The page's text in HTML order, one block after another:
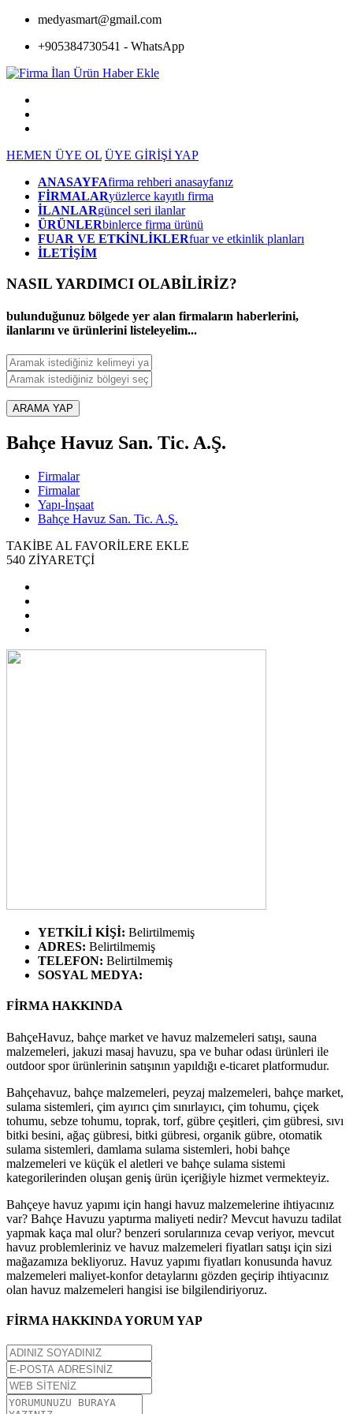
medyasmart@gmail.com
+905384730541 - WhatsApp
HEMEN ÜYE OL ÜYE GİRİŞİ YAP
ANASAYFAfirma rehberi anasayfanız
FİRMALARyüzlerce kayıtlı firma
İLANLARgüncel seri ilanlar
ÜRÜNLERbinlerce firma ürünü
FUAR VE ETKİNLİKLERfuar ve etkinlik planları
İLETİŞİM
NASIL YARDIMCI OLABİLİRİZ?
bulunduğunuz bölgede yer alan firmaların haberlerini,
ilanlarını ve ürünlerini listeleyelim...
ARAMA YAP
Bahçe Havuz San. Tic. A.Ş.
Firmalar
Firmalar
Yapı-İnşaat
Bahçe Havuz San. Tic. A.Ş.
TAKİBE AL FAVORİLERE EKLE
540 ZİYARETÇİ
YETKİLİ KİŞİ: Belirtilmemiş
ADRES: Belirtilmemiş
TELEFON: Belirtilmemiş
SOSYAL MEDYA:
FİRMA HAKKINDA
BahçeHavuz, bahçe market ve havuz malzemeleri satışı, sauna
malzemeleri, jakuzi masaj havuzu, spa ve buhar odası ürünleri ile
outdoor spor ürünlerinin satışının yapıldığı e-ticaret platformudur.
Bahçehavuz, bahçe malzemeleri, peyzaj malzemeleri, bahçe market,
sulama sistemleri, çim ayırıcı çim sınırlayıcı, çim tohumu, çiçek
tohumu, sebze tohumu, toprak, torf, gübre çeşitleri, çim gübresi, sıvı
bitki besini, ağaç gübresi, bitki gübresi, organik gübre, otomatik
sulama sistemleri, damlama sulama sistemleri, hobi bahçe
malzemeleri ve küçük el aletleri ve bahçe sulama sistemi
kategorilerinden oluşan geniş ürün içeriğiyle hizmet vermekteyiz.
Bahçeye havuz yapımı için hangi havuz malzemelerine ihtiyacınız
var? Bahçe Havuzu yaptırma maliyeti nedir? Mevcut havuzu tadilat
yapmak kaça mal olur? benzeri sorularınıza cevap veriyor, mevcut
havuz problemleriniz ve havuz malzemeleri fiyatları satışı için sizi
mağazamıza bekliyoruz. Havuz yapımı fiyatları konusunda havuz
malzemeleri maliyet-konfor detaylarını gözden geçirip ihtiyacınız
olan havuz malzemeleri hangisi ise bilgilendiriyoruz.
FİRMA HAKKINDA YORUM YAP